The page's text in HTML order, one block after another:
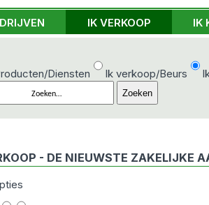
IK VERKOOP IK
Diensten Ik verkoop/Beurs
- DE NIEUWSTE ZAKELIJKE